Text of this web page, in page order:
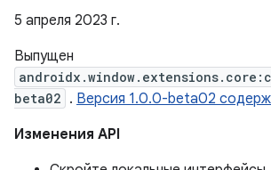
5 апреля 2023 г.
Выпущен
beta02 . Версия 1.0.0-beta02
Изменения API